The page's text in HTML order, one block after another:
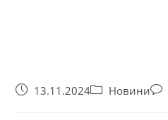
13.11.2024 Новини